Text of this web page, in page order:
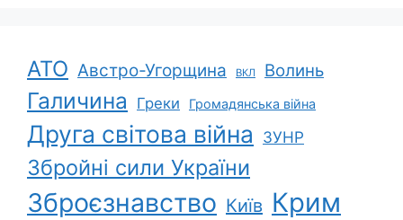
АТО Австро-Угорщина ВКЛ Волинь
Галичина Греки Громадянська війна
Друга світова війна ЗУНР
Збройні сили України
Зброєзнавство Київ Крим